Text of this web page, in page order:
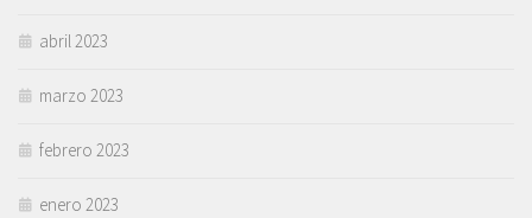
abril 2023
marzo 2023
febrero 2023
enero 2023